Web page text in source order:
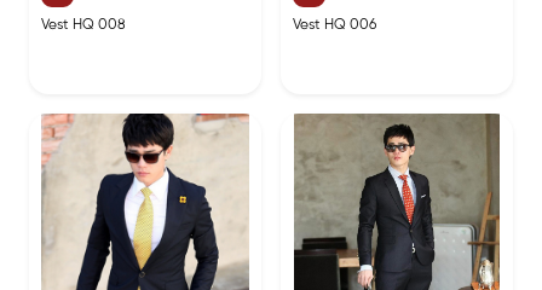
Vest HQ 008 Vest HQ 006